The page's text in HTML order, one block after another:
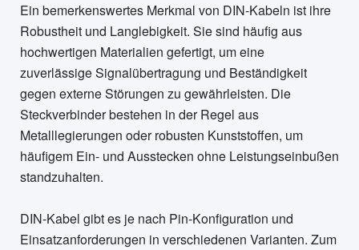
Ein bemerkenswertes Merkmal von DIN-Kabeln ist ihre
Robustheit und Langlebigkeit. Sie sind häufig aus
hochwertigen Materialien gefertigt, um eine
zuverlässige Signalübertragung und Beständigkeit
gegen externe Störungen zu gewährleisten. Die
Steckverbinder bestehen in der Regel aus
Metalllegierungen oder robusten Kunststoffen, um
häufigem Ein- und Ausstecken ohne Leistungseinbußen
standzuhalten.
DIN-Kabel gibt es je nach Pin-Konfiguration und
Einsatzanforderungen in verschiedenen Varianten. Zum